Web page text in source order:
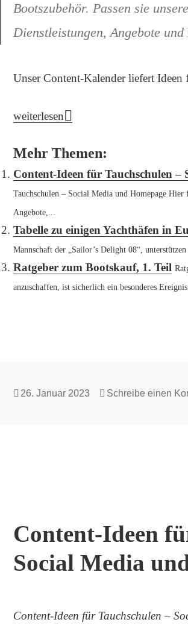
Bootszubehör. Passen sie
Dienstleistungen, Angebote
Unser Content-Kalender liefert Ideen
Content-Ideen für Shops – Verkauf
weiterlesen
Mehr Themen:
Content-Ideen für Tauchschulen –
Tauchschulen – Social Media und Homepage
Angebote,...
Tabelle zu einigen Yachthäfen in
Mannschaft der „Sailor’s Delight 08“,
Ratgeber zum Bootskauf, 1. Teil
anzuschaffen, ist sicherlich ein besonderes
Veröffentlicht
26. Januar 2023 Schreibe einen
Content-Ideen
Social Media
Content-Ideen für Tauchschulen –